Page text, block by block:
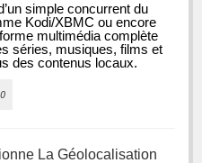
simple concurrent du
Kodi/XBMC ou encore
multimédia complète
séries, musiques, films et
des contenus locaux.
0
La Géolocalisation